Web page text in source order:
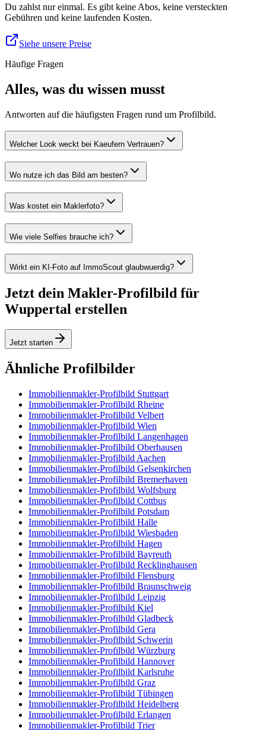
Du zahlst nur einmal. Es gibt keine Abos, keine versteckten
Gebühren und keine laufenden Kosten.
Siehe unsere Preise
Häufige Fragen
Alles, was du wissen musst
Antworten auf die häufigsten Fragen rund um Profilbild.
Welcher Look weckt bei Kaeufern Vertrauen?
Wo nutze ich das Bild am besten?
Was kostet ein Maklerfoto?
Wie viele Selfies brauche ich?
Wirkt ein KI-Foto auf ImmoScout glaubwuerdig?
Jetzt dein Makler-Profilbild für
Wuppertal erstellen
Jetzt starten
Ähnliche Profilbilder
Immobilienmakler-Profilbild Stuttgart
Immobilienmakler-Profilbild Rheine
Immobilienmakler-Profilbild Velbert
Immobilienmakler-Profilbild Wien
Immobilienmakler-Profilbild Langenhagen
Immobilienmakler-Profilbild Oberhausen
Immobilienmakler-Profilbild Aachen
Immobilienmakler-Profilbild Gelsenkirchen
Immobilienmakler-Profilbild Bremerhaven
Immobilienmakler-Profilbild Wolfsburg
Immobilienmakler-Profilbild Cottbus
Immobilienmakler-Profilbild Potsdam
Immobilienmakler-Profilbild Halle
Immobilienmakler-Profilbild Wiesbaden
Immobilienmakler-Profilbild Hagen
Immobilienmakler-Profilbild Bayreuth
Immobilienmakler-Profilbild Recklinghausen
Immobilienmakler-Profilbild Flensburg
Immobilienmakler-Profilbild Braunschweig
Immobilienmakler-Profilbild Leipzig
Immobilienmakler-Profilbild Kiel
Immobilienmakler-Profilbild Gladbeck
Immobilienmakler-Profilbild Gera
Immobilienmakler-Profilbild Schwerin
Immobilienmakler-Profilbild Würzburg
Immobilienmakler-Profilbild Hannover
Immobilienmakler-Profilbild Karlsruhe
Immobilienmakler-Profilbild Graz
Immobilienmakler-Profilbild Tübingen
Immobilienmakler-Profilbild Heidelberg
Immobilienmakler-Profilbild Erlangen
Immobilienmakler-Profilbild Trier